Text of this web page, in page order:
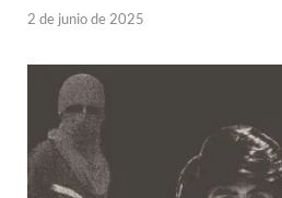
2 de junio de 2025